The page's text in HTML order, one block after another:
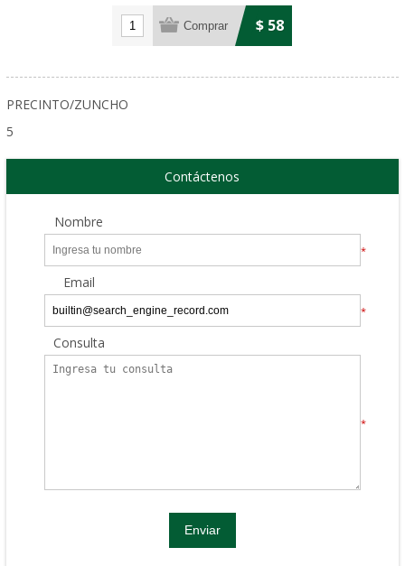
$ 58
PRECINTO/ZUNCHO
5
Contáctenos
Nombre
*
Email
*
Consulta
*